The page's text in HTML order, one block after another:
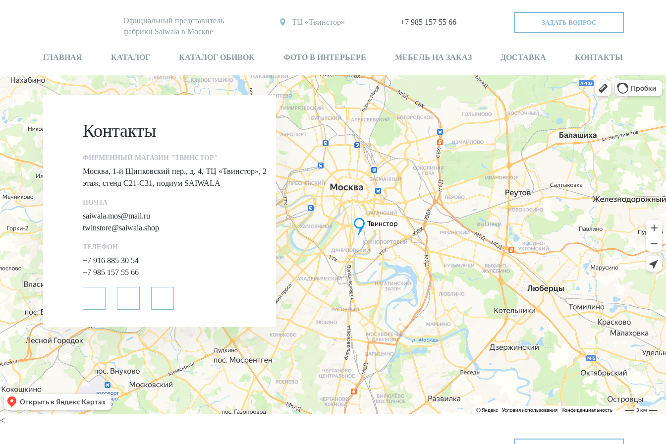
Официальный представитель
фабрики Saiwala в Москве
ТЦ «Твинстор» +7 985 157 55 66 ЗАДАТЬ ВОПРОС
ГЛАВНАЯ КАТАЛОГ КАТАЛОГ ОБИВОК ФОТО В ИНТЕРЬЕРЕ МЕБЕЛЬ НА ЗАКАЗ ДОСТАВКА КОНТАКТЫ
Контакты
ФИРМЕННЫЙ МАГАЗИН "ТВИНСТОР"
Москва, 1-й Щипковский пер., д. 4, ТЦ «Твинстор», 2
этаж, стенд С21-С31, подиум SAIWALA
ПОЧТА
saiwala.mos@mail.ru
twinstore@saiwala.shop
ТЕЛЕФОН
+7 916 885 30 54
+7 985 157 55 66
<